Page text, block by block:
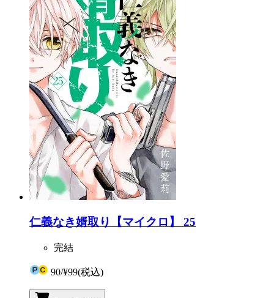
仁義なき婿取り【マイクロ】 25
完結
90/¥99(税込)